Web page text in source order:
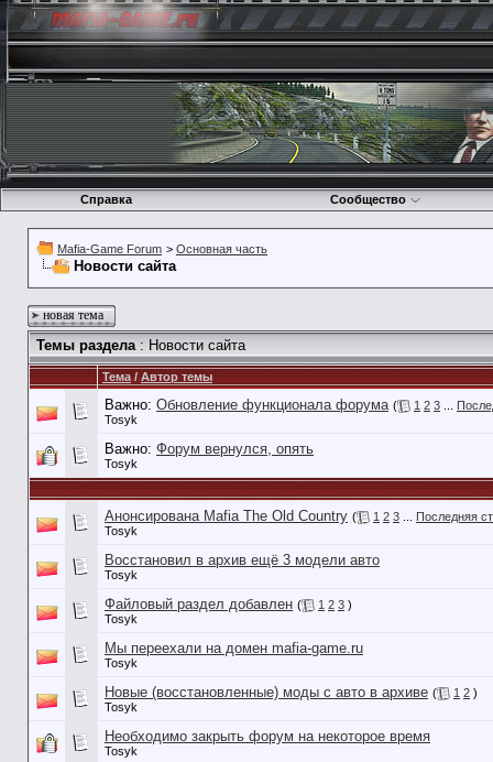
Справка Сообщество
Mafia-Game Forum > Основная часть
Новости сайта
новая тема
Темы раздела: Новости сайта
Тема/Автор темы
Важно: Обновление функционала форума ( 1 2 3
Tosyk
Важно: Форум вернулся, опять
Tosyk
Анонсирована Mafia The Old Country ( 1 2 3
Последняя
Tosyk
Восстановил в архив ещё 3 модели авто
Tosyk
Файловый раздел добавлен ( 1 2 3 )
Tosyk
Мы переехали на домен mafia-game.ru
Tosyk
Новые (восстановленные) моды с авто в архиве ( 1 2 )
Tosyk
Необходимо закрыть форум на некоторое время
Tosyk